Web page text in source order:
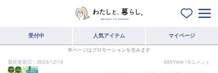
受付中 人気アイテム マイページ
本ページはプロモーションを含みます
最終更新日：2025/12/18
695View 19コメント